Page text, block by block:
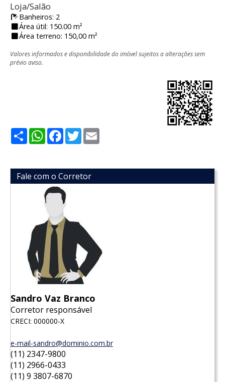
Loja/Salão
Banheiros: 2
Área útil: 150.00 m²
Área terreno: 150,00 m²
Valores informados e disponibilidade do imóvel sujeitos a alterações sem
prévio aviso.
ShareWhatsApp
Facebook
Twitter
Fale com o Corretor
Sandro Vaz Branco
Corretor responsável
CRECI: 000000-X
e-mail-sandro@dominio.com.br
(11) 2347-9800
(11) 2966-0433
(11) 9 3807-6870